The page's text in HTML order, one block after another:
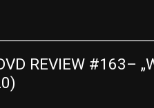
REVIEW #163–